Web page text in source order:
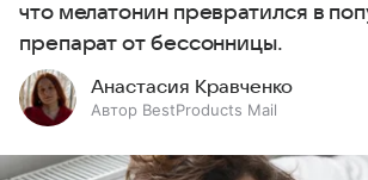
что мелатонин превратился в
препарат от бессонницы.
Анастасия Кравченко
Автор BestProducts Mail